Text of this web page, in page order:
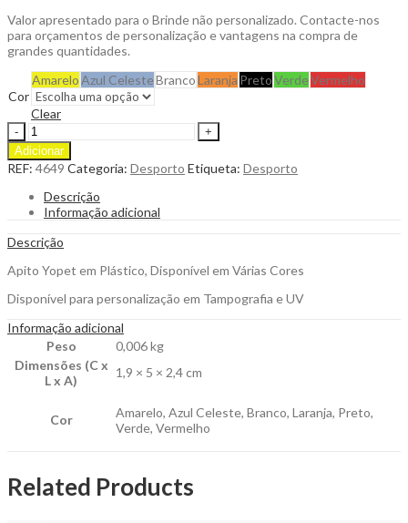
Valor apresentado para o Brinde não personalizado. Contacte-nos
para orçamentos de personalização e vantagens na compra de
grandes quantidades.
Cor
AmareloAzul CelesteBrancoLaranja PretoVerdeVermelho
Clear
Apito
Yopet
em
Plástico
para
Personalizar
quantity
Adicionar
REF: 4649 Categoria: Desporto Etiqueta: Desporto
Descrição
Informação adicional
Descrição
Apito Yopet em Plástico, Disponível em Várias Cores
Disponível para personalização em Tampografia e UV
Informação adicional
Peso
0,006 kg
Dimensões (C x
L x A)
1,9 × 5 × 2,4 cm
Cor
Amarelo, Azul Celeste, Branco, Laranja, Preto,
Verde, Vermelho
Related Products